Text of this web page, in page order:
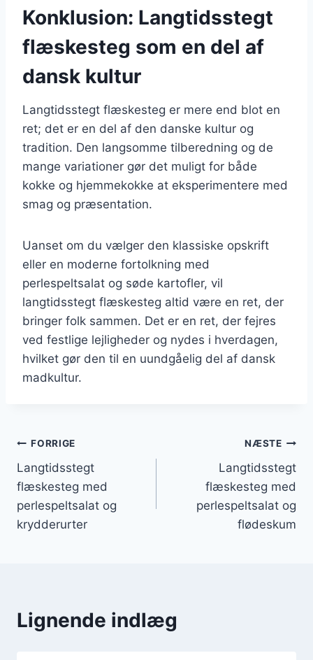
Konklusion: Langtidsstegt
flæskesteg som en del af
dansk kultur
Langtidsstegt flæskesteg er mere end blot en
ret; det er en del af den danske kultur og
tradition. Den langsomme tilberedning og de
mange variationer gør det muligt for både
kokke og hjemmekokke at eksperimentere med
smag og præsentation.
Uanset om du vælger den klassiske opskrift
eller en moderne fortolkning med
perlespeltsalat og søde kartofler, vil
langtidsstegt flæskesteg altid være en ret, der
bringer folk sammen. Det er en ret, der fejres
ved festlige lejligheder og nydes i hverdagen,
hvilket gør den til en uundgåelig del af dansk
madkultur.
Indlægsnavigation
FORRIGE
Langtidsstegt
flæskesteg med
perlespeltsalat og
krydderurter
NÆSTE
Langtidsstegt
flæskesteg med
perlespeltsalat og
flødeskum
Lignende indlæg